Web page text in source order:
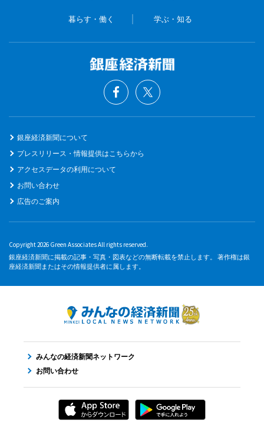
暮らす・働く 学ぶ・知る
銀座経済新聞について
プレスリリース・情報提供はこちらから
アクセスデータの利用について
お問い合わせ
広告のご案内
Copyright 2026 Green Associates All rights reserved.
銀座経済新聞に掲載の記事・写真・図表などの無断転載を禁止します。 著作権は銀
座経済新聞またはその情報提供者に属します。
みんなの経済新聞ネットワーク
お問い合わせ